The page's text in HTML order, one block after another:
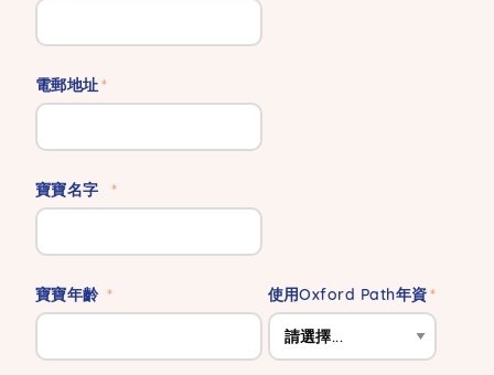
電郵地址
寶寶名字
寶寶年齡 使用Oxford Path年資